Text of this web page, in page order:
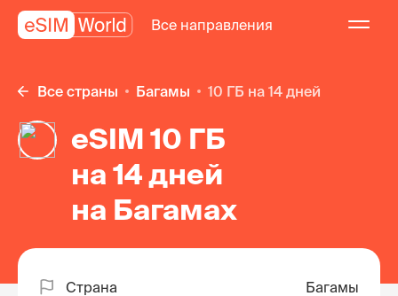
Все направления
Все страны Багамы 10 ГБ на 14 дней
eSIM 10 ГБ
на 14 дней
на Багамах
Страна Багамы